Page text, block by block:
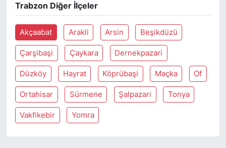
Trabzon Diğer İlçeler
Akçaabat Arakli Arsin Beşikdüzü
Çarşibaşi Çaykara Dernekpazari
Düzköy Hayrat Köprübaşi Maçka Of
Ortahisar Sürmene Şalpazari Tonya
Vakfikebir Yomra